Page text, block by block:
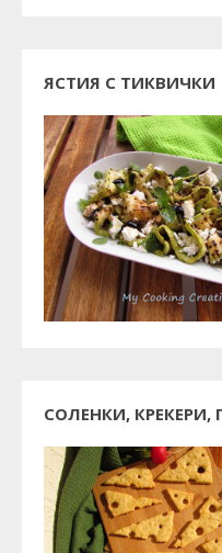
ЯСТИЯ С ТИКВИЧКИ
СОЛЕНКИ, КРЕКЕРИ,